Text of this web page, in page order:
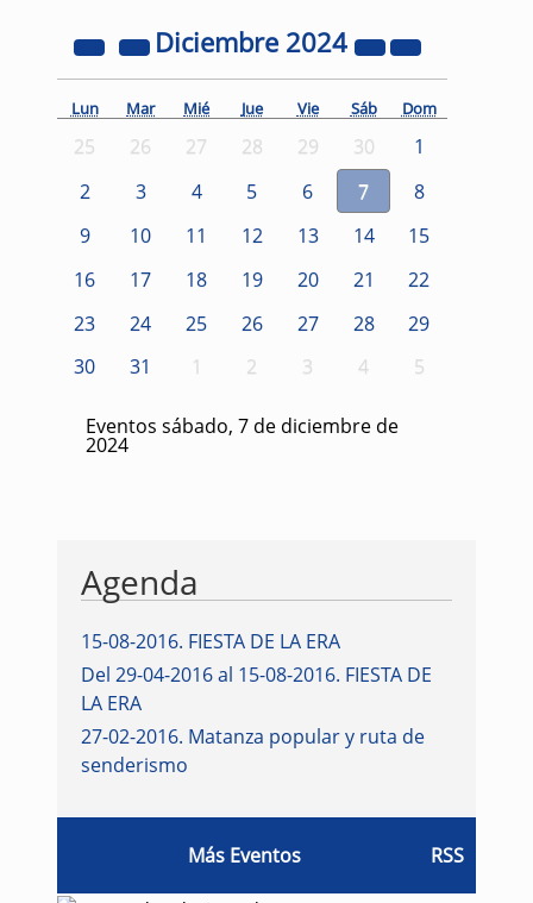
Diciembre 2024
Lun Mar Mié Jue Vie Sáb Dom
25 26 27 28 29 30
1
2
3 4 5 6 7
8
9
10 11 12 13 14
15
16
17 18 19 20 21
22
23
24 25 26 27 28
29
30
31 1 2 3 4 5
Eventos sábado, 7 de diciembre de
2024
Agenda
15-08-2016. FIESTA DE LA ERA
Del 29-04-2016 al 15-08-2016. FIESTA DE
LA ERA
27-02-2016. Matanza popular y ruta de
senderismo
Más Eventos RSS